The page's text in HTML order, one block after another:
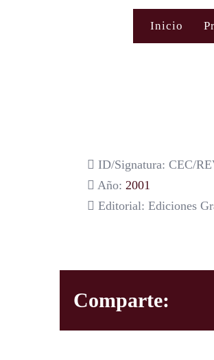
Inicio
ID/Signatura: CEC/
Año: 2001
Editorial: Ediciones
Comparte: